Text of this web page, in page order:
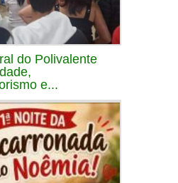
do Polivalente
e...